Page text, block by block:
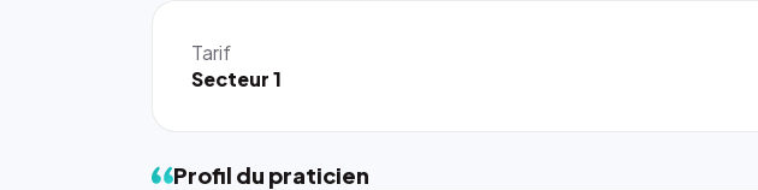
Tarif
Secteur 1
Profil du praticien